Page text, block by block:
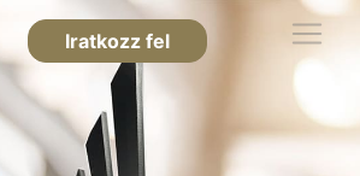
Iratkozz fel